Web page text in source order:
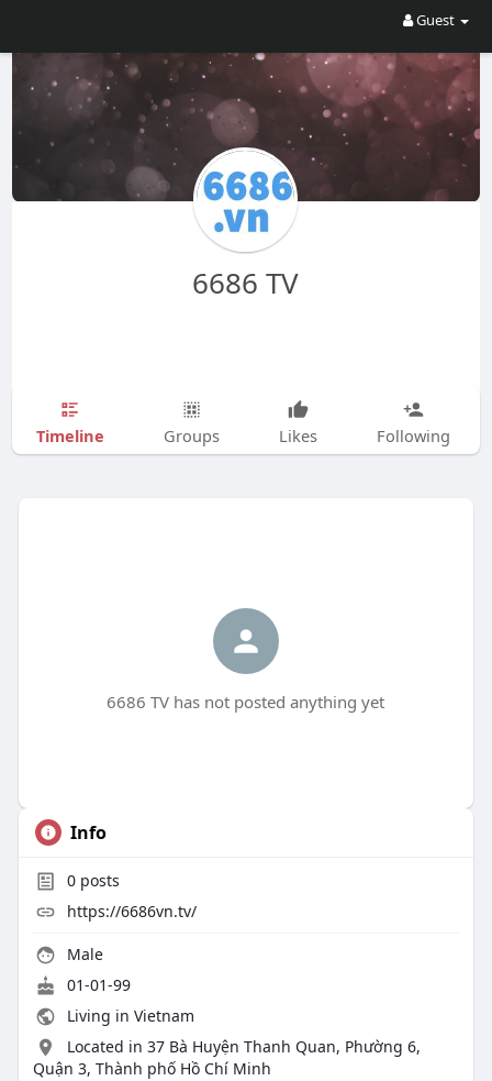
Guest
6686 TV
Timeline Groups Likes Following
6686 TV has not posted anything yet
Info
0posts
https://6686vn.tv/
Male
01-01-99
Living in Vietnam
Located in 37 Bà Huyện Thanh Quan, Phường 6,
Quận 3, Thành phố Hồ Chí Minh